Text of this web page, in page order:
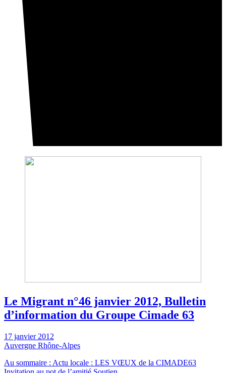
Le Migrant n°46 janvier 2012, Bulletin
d’information du Groupe Cimade 63
17 janvier 2012
Auvergne Rhône-Alpes
Au sommaire : Actu locale : LES VŒUX de la CIMADE63